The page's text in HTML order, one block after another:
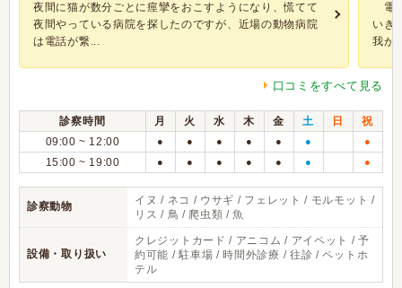
夜間に猫が数分ごとに痙攣をおこすようになり、慌てて
夜間やっている病院を探したのですが、近場の動物病院
は電話が繋...
電
いき
我が
口コミをすべて見る
診察時間 月 火 水 木 金 土 日
祝
09:00 ~ 12:00
● ● ● ● ● ● ●
15:00 ~ 19:00 ● ● ● ● ● ● ●
診察動物
イヌ / ネコ / ウサギ / フェレット / モルモット /
リス / 鳥 / 爬虫類 / 魚
設備・取り扱い
クレジットカード / アニコム / アイペット / 予
約可能 / 駐車場 / 時間外診療 / 往診 / ペットホ
テル